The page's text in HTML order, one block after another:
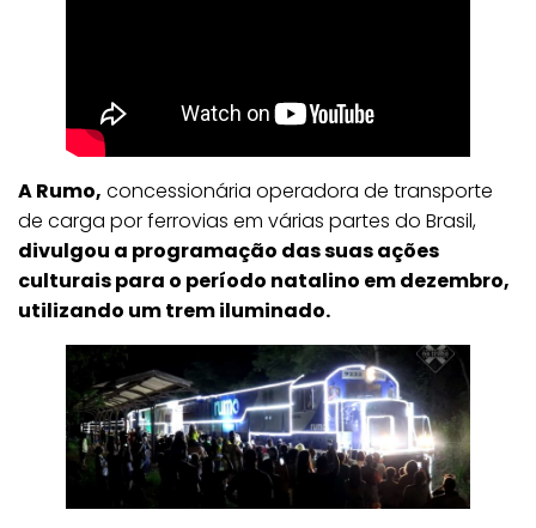
A Rumo, concessionária operadora de transporte
de carga por ferrovias em várias partes do Brasil,
divulgou a programação das suas ações
culturais para o período natalino em dezembro,
utilizando um trem iluminado.